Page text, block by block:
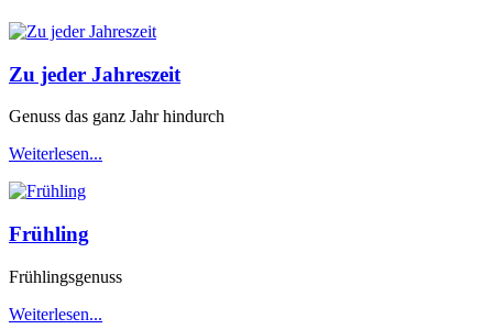
Zu jeder Jahreszeit
Genuss das ganz Jahr hindurch
Weiterlesen...
Frühling
Frühlingsgenuss
Weiterlesen...